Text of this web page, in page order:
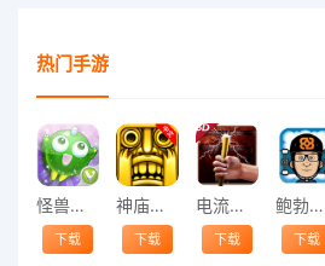
热门手游
怪兽跳跃
下载
神庙逃亡中文版
下载
电流急急棒
下载
鲍勃的梦境
下载